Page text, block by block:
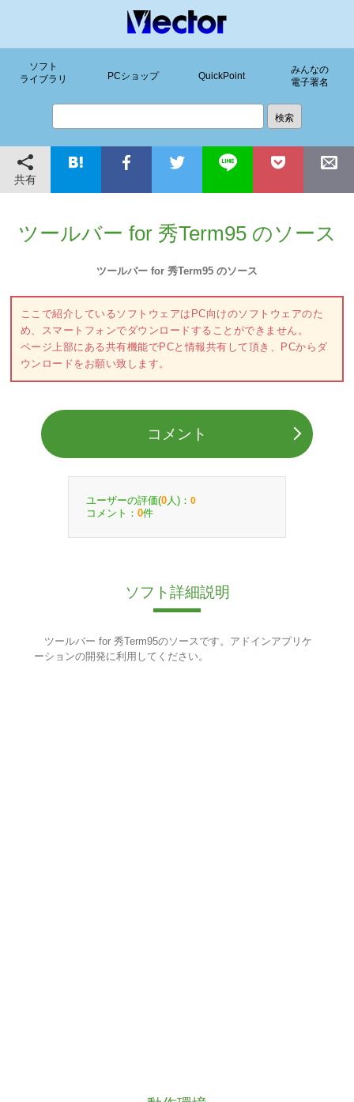
ソフト
ライブラリ
PCショップ QuickPoint
みんなの
電子署名
共有
ツールバー for 秀Term95 のソース
ツールバー for 秀Term95 のソース
ここで紹介しているソフトウェアはPC向けのソフトウェアのた
め、スマートフォンでダウンロードすることができません。
ページ上部にある共有機能でPCと情報共有して頂き、PCからダ
ウンロードをお願い致します。
コメント
ユーザーの評価(0 人)： 0
コメント： 0件
ソフト詳細説明
ツールバー for 秀Term95のソースです。アドインアプリケ
ーションの開発に利用してください。